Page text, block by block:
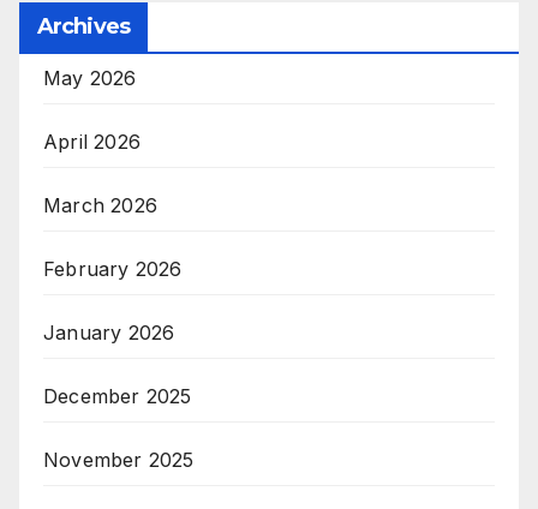
Archives
May 2026
April 2026
March 2026
February 2026
January 2026
December 2025
November 2025